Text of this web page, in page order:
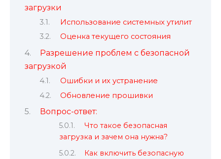
загрузки
Использование системных утилит
Оценка текущего состояния
Разрешение проблем с безопасной
загрузкой
Ошибки и их устранение
Обновление прошивки
Вопрос-ответ:
Что такое безопасная
загрузка и зачем она нужна?
Как включить безопасную